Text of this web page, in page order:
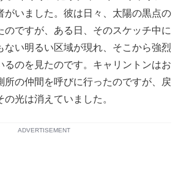
がいました。彼は日々、太陽の黒点の
のですが、ある日、そのスケッチ中に
ない明るい区域が現れ、そこから強烈
るのを見たのです。キャリントンはお
所の仲間を呼びに行ったのですが、戻
光は消えていました。
ADVERTISEMENT